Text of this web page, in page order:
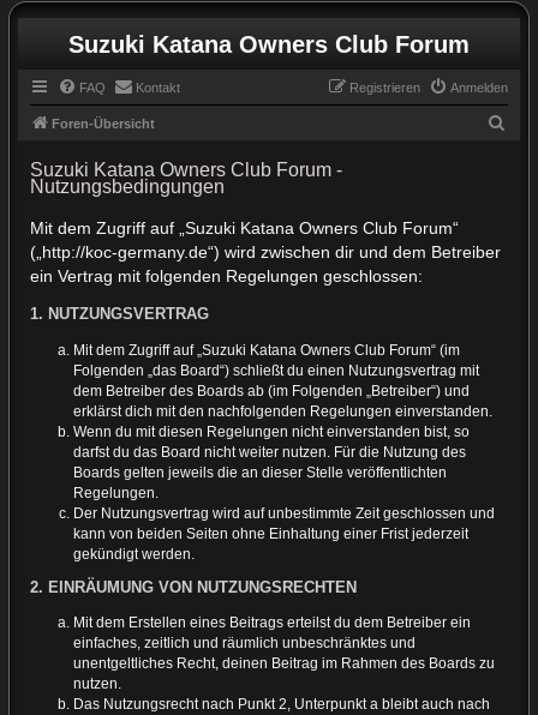
Suzuki Katana Owners Club Forum
FAQ Kontakt Anmelden
Registrieren
Foren-Übersicht
Suzuki Katana Owners Club Forum -
Nutzungsbedingungen
Mit dem Zugriff auf „Suzuki Katana Owners Club Forum“
(„http://koc-germany.de“) wird zwischen dir und dem Betreiber
ein Vertrag mit folgenden Regelungen geschlossen:
1. NUTZUNGSVERTRAG
Mit dem Zugriff auf „Suzuki Katana Owners Club Forum“ (im
Folgenden „das Board“) schließt du einen Nutzungsvertrag mit
dem Betreiber des Boards ab (im Folgenden „Betreiber“) und
erklärst dich mit den nachfolgenden Regelungen einverstanden.
Wenn du mit diesen Regelungen nicht einverstanden bist, so
darfst du das Board nicht weiter nutzen. Für die Nutzung des
Boards gelten jeweils die an dieser Stelle veröffentlichten
Regelungen.
Der Nutzungsvertrag wird auf unbestimmte Zeit geschlossen und
kann von beiden Seiten ohne Einhaltung einer Frist jederzeit
gekündigt werden.
2. EINRÄUMUNG VON NUTZUNGSRECHTEN
Mit dem Erstellen eines Beitrags erteilst du dem Betreiber ein
einfaches, zeitlich und räumlich unbeschränktes und
unentgeltliches Recht, deinen Beitrag im Rahmen des Boards zu
nutzen.
Das Nutzungsrecht nach Punkt 2, Unterpunkt a bleibt auch nach